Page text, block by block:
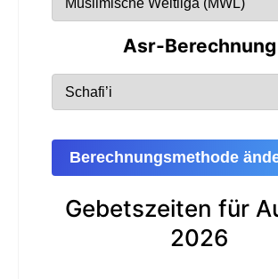
Asr-Berechnung
Berechnungsmethode
Gebetszeiten für
2026